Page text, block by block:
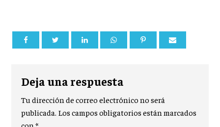
Deja una respuesta
Tu dirección de correo electrónico no será
publicada. Los campos obligatorios están marcados